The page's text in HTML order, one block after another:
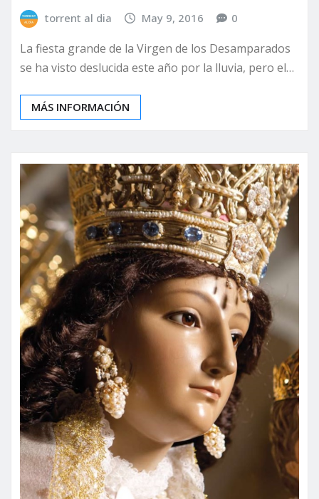
torrent al dia May 9, 2016 0
La fiesta grande de la Virgen de los Desamparados
se ha visto deslucida este año por la lluvia, pero el…
MÁS INFORMACIÓN